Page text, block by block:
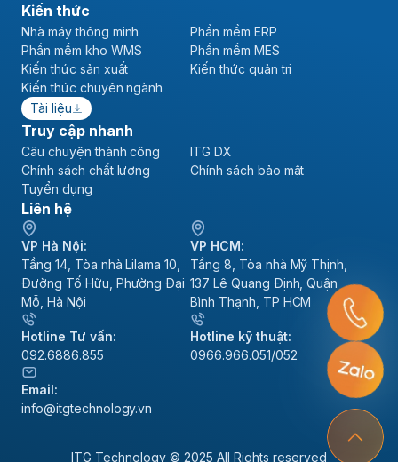
Kiến thức
Nhà máy thông minh
Phần mềm ERP
Phần mềm kho WMS
Phần mềm MES
Kiến thức sản xuất
Kiến thức quản trị
Kiến thức chuyên ngành
Tài liệu
Truy cập nhanh
Câu chuyện thành công
ITG DX
Chính sách chất lượng
Chính sách bảo mật
Tuyển dụng
Liên hệ
VP Hà Nội:
Tầng 14, Tòa nhà Lilama 10,
Đường Tố Hữu, Phường Đại
Mỗ, Hà Nội
VP HCM:
Tầng 8, Tòa nhà Mỹ Thịnh,
137 Lê Quang Định, Quận
Bình Thạnh, TP HCM
Hotline Tư vấn:
092.6886.855
Hotline kỹ thuật:
0966.966.051/052
Email:
info@itgtechnology.vn
ITG Technology © 2025 All Rights reserved